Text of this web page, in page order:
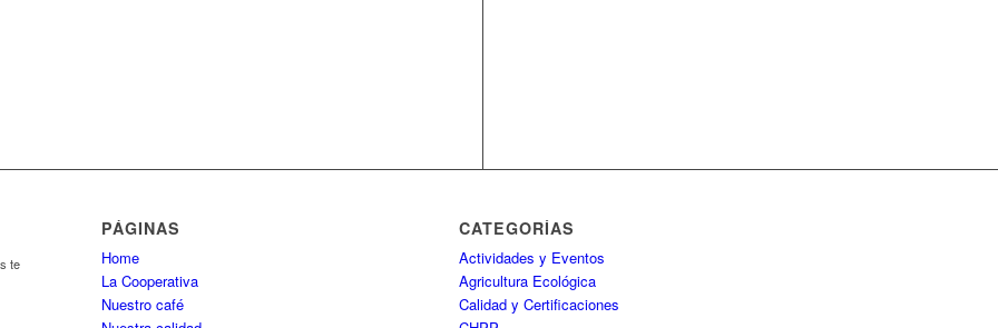
te
PÁGINAS
Home
La Cooperativa
Nuestro café
CATEGORÍAS
Actividades y Eventos
Agricultura Ecológica
Calidad y Certificaciones